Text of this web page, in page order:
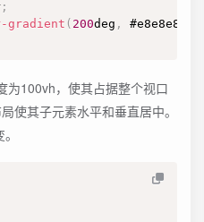
;
gradient ( 200deg , #e8e8e8
为100vh，使其占据整个视口
使其子元素水平和垂直居中。